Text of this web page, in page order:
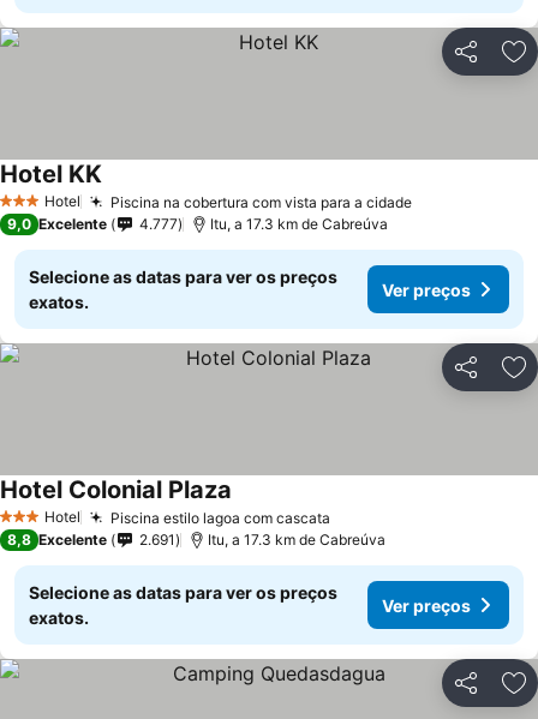
Partilhar
3 EstrelasHotel Piscina na cobertura com vista para a cidade
Hotel KK
9,0 Excelente 4.777 Itu, a 17.3 km de Cabreúva
Selecione as datas para ver os preços
exatos.
Ver preços
Partilhar
3 EstrelasHotel Piscina estilo lagoa com cascata
Hotel Colonial Plaza
8,8 Excelente 2.691 Itu, a 17.3 km de Cabreúva
Selecione as datas para ver os preços
exatos.
Ver preços
Partilhar